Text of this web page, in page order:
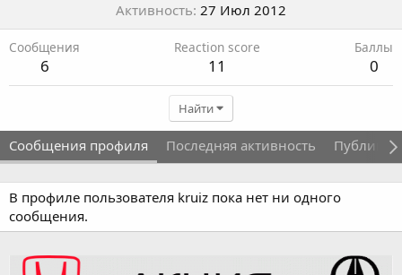
Активность 27 Июл 2012
Сообщения
6
Reaction score
11
Баллы
0
Найти
Сообщения профиля Последняя активность
В профиле пользователя kruiz пока нет ни одного
сообщения.